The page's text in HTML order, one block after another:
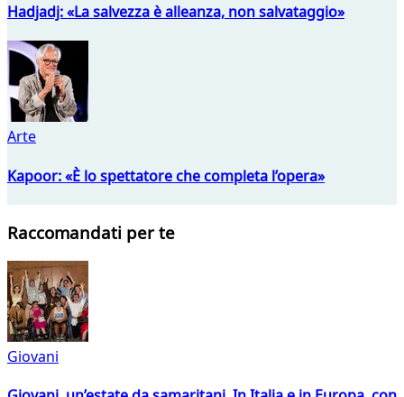
Hadjadj: «La salvezza è alleanza, non salvataggio»
Arte
Kapoor: «È lo spettatore che completa l’opera»
Raccomandati per te
Giovani